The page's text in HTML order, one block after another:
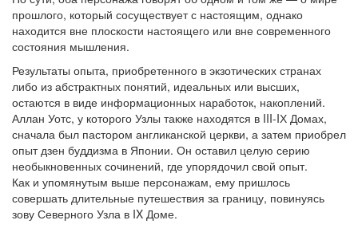
прошлого, который сосуществует с настоящим, однако
находится вне плоскости настоящего или вне современного
состояния мышления.
Результаты опыта, приобретенного в экзотических странах
либо из абстрактных понятий, идеальных или высших,
остаются в виде информационных наработок, накоплений.
Аллан Уотс, у которого Узлы также находятся в III-IХ Домах,
сначала был пастором англиканской церкви, а затем приобрел
опыт дзен буддизма в Японии. Он оставил целую серию
необыкновенных сочинений, где упорядочил свой опыт.
Как и упомянутым выше персонажам, ему пришлось
совершать длительные путешествия за границу, повинуясь
зову Северного Узла в IX Доме.